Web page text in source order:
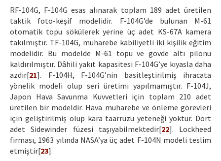
RF-104G, F-104G esas alınarak toplam 189 adet üretilen
taktik foto-keşif modelidir. F-104G’de bulunan M-61
otomatik topu sökülerek yerine üç adet KS-67A kamera
takılmıştır. TF-104G, muharebe kabiliyetli iki kişilik eğitim
modelidir. Bu modelde M-61 topu ve gövde altı pilonu
kaldırılmıştır. Dâhili yakıt kapasitesi F-104G’ye kıyasla daha
azdır[21]. F-104H, F-104G’nin basitleştirilmiş ihracata
yönelik modeli olup seri üretimi yapılmamıştır. F-104J,
Japon Hava Savunma Kuvvetleri için toplam 210 adet
üretilen bir modeldir. Hava muharebe ve önleme görevleri
için geliştirilmiş olup kara taarruzu yeteneği yoktur. Dört
adet Sidewinder füzesi taşıyabilmektedir[22]. Lockheed
firması, 1963 yılında NASA’ya üç adet F-104N modeli teslim
etmiştir[23].